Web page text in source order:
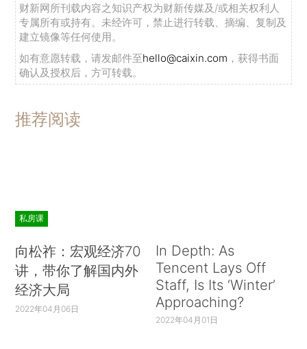
财新网所刊载内容之知识产权为财新传媒及/或相关权利人
专属所有或持有。未经许可，禁止进行转载、摘编、复制及
建立镜像等任何使用。
如有意愿转载，请发邮件至hello@caixin.com ，获得书面
确认及授权后，方可转载。
推荐阅读
私房课
向松祚：宏观经济70
讲，带你了解国内外
经济大局
2022年04月06日
In Depth: As
Tencent Lays Off
Staff, Is Its ‘Winter’
Approaching?
2022年04月01日